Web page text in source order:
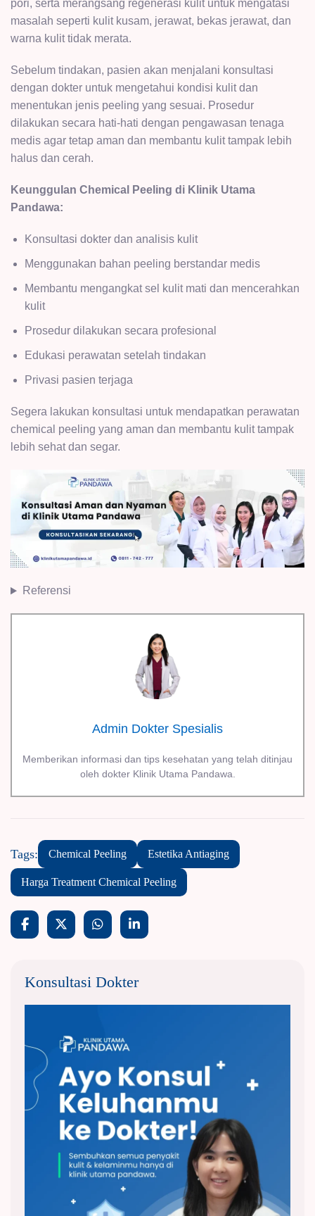
pori, serta merangsang regenerasi kulit untuk mengatasi
masalah seperti kulit kusam, jerawat, bekas jerawat, dan
warna kulit tidak merata.
Sebelum tindakan, pasien akan menjalani konsultasi
dengan dokter untuk mengetahui kondisi kulit dan
menentukan jenis peeling yang sesuai. Prosedur
dilakukan secara hati-hati dengan pengawasan tenaga
medis agar tetap aman dan membantu kulit tampak lebih
halus dan cerah.
Keunggulan Chemical Peeling di Klinik Utama
Pandawa:
Konsultasi dokter dan analisis kulit
Menggunakan bahan peeling berstandar medis
Membantu mengangkat sel kulit mati dan mencerahkan
kulit
Prosedur dilakukan secara profesional
Edukasi perawatan setelah tindakan
Privasi pasien terjaga
Segera lakukan konsultasi untuk mendapatkan perawatan
chemical peeling yang aman dan membantu kulit tampak
lebih sehat dan segar.
Referensi
Admin Dokter Spesialis
Memberikan informasi dan tips kesehatan yang telah ditinjau
oleh dokter Klinik Utama Pandawa.
Tags: Chemical Peeling Estetika Antiaging
Harga Treatment Chemical Peeling
Konsultasi Dokter